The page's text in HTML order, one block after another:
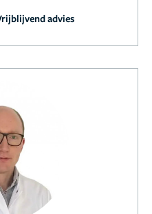
advies